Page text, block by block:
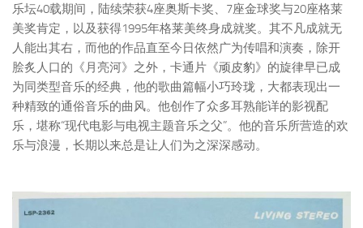
乐坛40载期间，陆续荣获4座奥斯卡奖、7座金球奖与20座格莱
美奖肯定，以及获得1995年格莱美终身成就奖。其不凡成就无
人能出其右，而他的作品直至今日依然广为传唱和演奏，除开
脍炙人口的《月亮河》之外，卡通片《顽皮豹》的旋律早已成
为同类型音乐的经典，他的歌曲篇幅小巧玲珑，大都表现出一
种精致的通俗音乐的曲风。他创作了众多耳熟能详的影视配
乐，堪称“现代电影与电视主题音乐之父”。他的音乐所营造的欢
乐与浪漫，长期以来总是让人们为之深深感动。